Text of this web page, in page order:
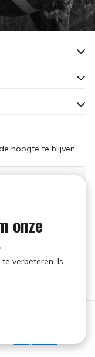
hoogte te blijven.
onze
verbeteren. Is